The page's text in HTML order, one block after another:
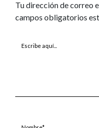
Tu dirección de correo
campos obligatorios
Escribe